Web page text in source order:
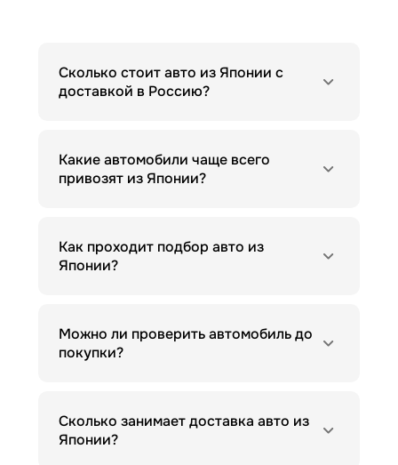
Сколько стоит авто из Японии с
доставкой в Россию?
Какие автомобили чаще всего
привозят из Японии?
Как проходит подбор авто из
Японии?
Можно ли проверить автомобиль до
покупки?
Сколько занимает доставка авто из
Японии?